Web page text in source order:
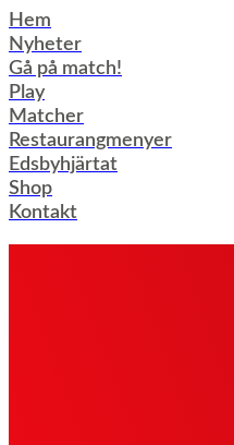
Hoppa
till
innehåll
Hem
Nyheter
Gå på match!
Play
Matcher
Restaurangmenyer
Edsbyhjärtat
Shop
Kontakt